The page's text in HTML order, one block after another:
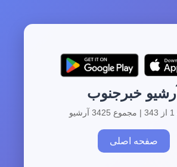
آرشیو خبرجنوب
صفحه اصلی